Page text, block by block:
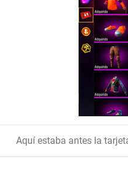
Aquí estaba antes la